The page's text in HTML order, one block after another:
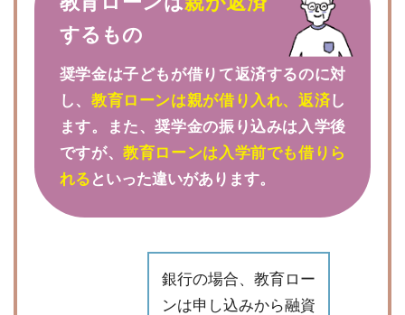
するもの
奨学金は子どもが借りて返済するのに対
し、 教育ローンは親が借り入れ、返済し
ます。また、奨学金の振り込みは入学後
ですが、教育ローンは入学前でも借りら
れる といった違いがあります。
銀行の場合、教育ロー
ンは申し込みから融資